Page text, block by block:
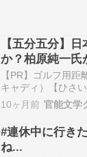
【五分五分】
か？柏原純一氏
出
【PR】ゴルフ用
キャディ）【ひさ
見つめ直すと、逆
契機となるかもし
分」と評価する根
ルや戦術の練り直
の…
10ヶ月前 官能文学
#連休中に行き
ね...